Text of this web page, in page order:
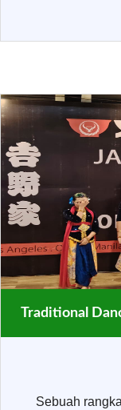
Traditional
Sebuah